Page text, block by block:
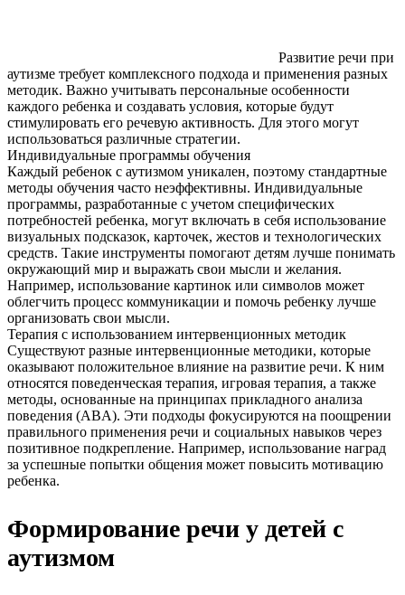
Развитие речи при
аутизме требует комплексного подхода и применения разных
методик. Важно учитывать персональные особенности
каждого ребенка и создавать условия, которые будут
стимулировать его речевую активность. Для этого могут
использоваться различные стратегии.
Индивидуальные программы обучения
Каждый ребенок с аутизмом уникален, поэтому стандартные
методы обучения часто неэффективны. Индивидуальные
программы, разработанные с учетом специфических
потребностей ребенка, могут включать в себя использование
визуальных подсказок, карточек, жестов и технологических
средств. Такие инструменты помогают детям лучше понимать
окружающий мир и выражать свои мысли и желания.
Например, использование картинок или символов может
облегчить процесс коммуникации и помочь ребенку лучше
организовать свои мысли.
Терапия с использованием интервенционных методик
Существуют разные интервенционные методики, которые
оказывают положительное влияние на развитие речи. К ним
относятся поведенческая терапия, игровая терапия, а также
методы, основанные на принципах прикладного анализа
поведения (ABA). Эти подходы фокусируются на поощрении
правильного применения речи и социальных навыков через
позитивное подкрепление. Например, использование наград
за успешные попытки общения может повысить мотивацию
ребенка.
Формирование речи у детей с
аутизмом